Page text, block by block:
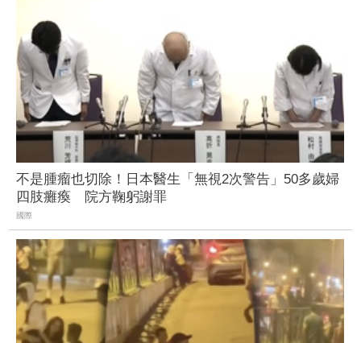
不是腫瘤也切除！日本醫生「無視2次警告」50多歲婦
四肢癱瘓 院方鞠躬謝罪
國際